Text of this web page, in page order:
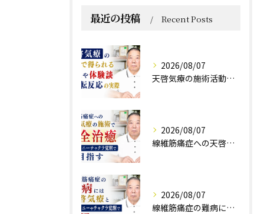
最近の投稿 Recent Posts
2026/08/07
天啓気療の施術活動で得られる効果や体験談と好転反応の実際
2026/08/07
線維筋痛症への天啓気療の施術で完全治癒クンダリニーチャクラ覚醒で目指す
2026/08/07
線維筋痛症の難病には天啓気療とクンダリニーやチャクラ覚醒で寛解を目指す